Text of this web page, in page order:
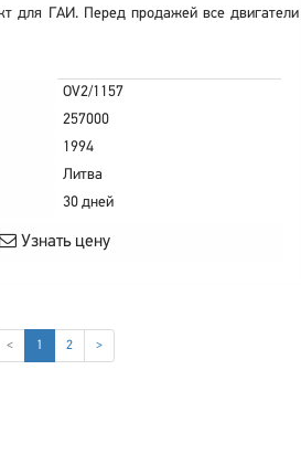
для ГАИ. Перед продажей все двигатели
OV2/1157
257000
1994
Литва
30 дней
Узнать цену
< 1 (current)
2 >